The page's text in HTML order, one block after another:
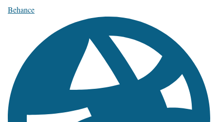
Behance